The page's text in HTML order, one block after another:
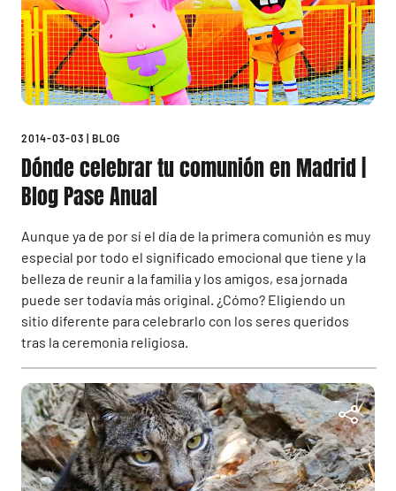
2014-03-03 BLOG
Dónde celebrar tu comunión en Madrid |
Blog Pase Anual
Aunque ya de por sí el día de la primera comunión es muy
especial por todo el significado emocional que tiene y la
belleza de reunir a la familia y los amigos, esa jornada
puede ser todavía más original. ¿Cómo? Eligiendo un
sitio diferente para celebrarlo con los seres queridos
tras la ceremonia religiosa.